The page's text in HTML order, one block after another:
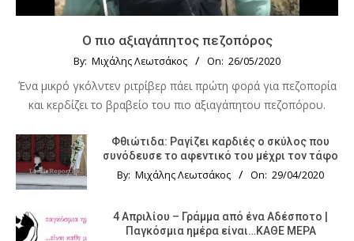
Ο πιο αξιαγάπητος πεζοπόρος
By: Μιχάλης Λεωτσάκος On: 26/05/2020
Ένα μικρό γκόλντεν ριτρίβερ πάει πρώτη φορά για πεζοπορία
και κερδίζει το βραβείο του πιο αξιαγάπητου πεζοπόρου.
Φθιώτιδα: Ραγίζει καρδιές ο σκύλος που
συνόδευσε το αφεντικό του μέχρι τον τάφο
By: Μιχάλης Λεωτσάκος On: 29/04/2020
4 Απριλίου – Γράμμα από ένα Αδέσποτο |
Παγκόσμια ημέρα είναι…ΚΑΘΕ ΜΕΡΑ